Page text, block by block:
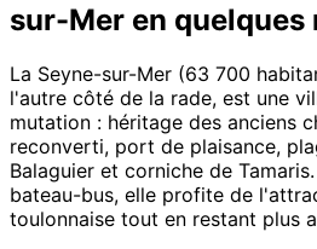
sur-Mer en quelques
La Seyne-sur-Mer (63 700
l'autre côté de la rade, est une
mutation : héritage des anciens
reconverti, port de plaisance,
Balaguier et corniche de
bateau-bus, elle profite de
toulonnaise tout en restant plus